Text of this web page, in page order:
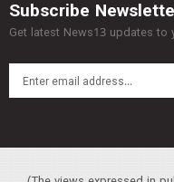
Subscribe
Get latest News13 updates to